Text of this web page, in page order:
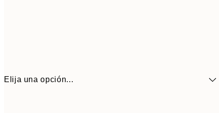
Elija una opción...